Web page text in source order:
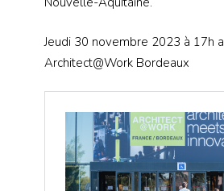
Jeudi 30 novembre 2023 à 17h
Architect@Work Bordeaux